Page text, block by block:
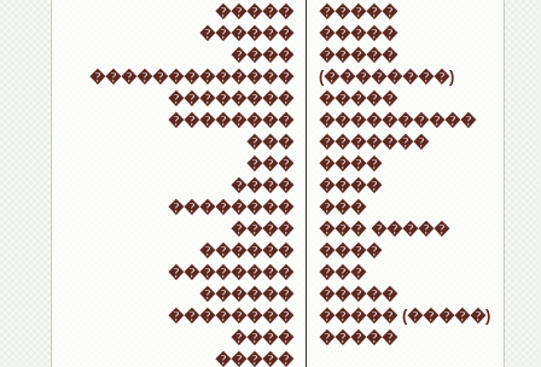
�����
������
����
�������������
��������
��������
���
���
����
��������
����
������
��������
������
��������
����
�����
�����
�����
�����
(��������)
�����
����������
�������
����
����
���
��� �����
����
���
�����
����� (�����)
�����